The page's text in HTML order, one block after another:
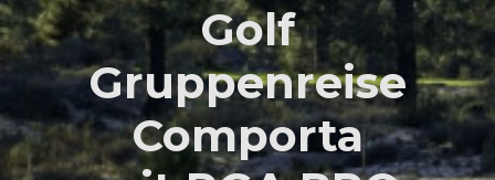
Golf
Gruppenreise
Comporta